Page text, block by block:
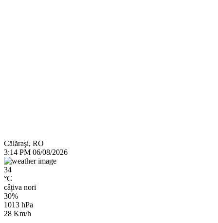
Călăraşi, RO
3:14 PM 06/08/2026
34
°C
câțiva nori
30%
1013 hPa
28 Km/h